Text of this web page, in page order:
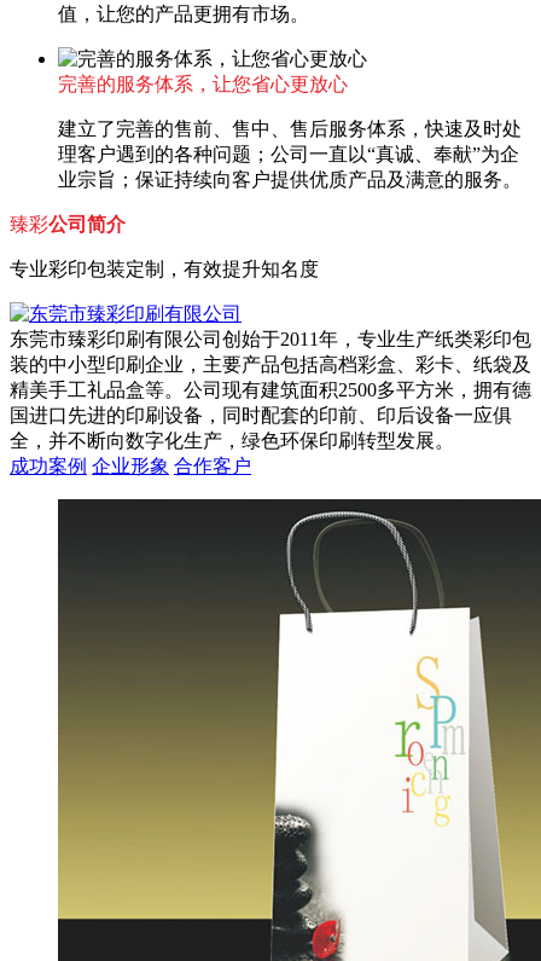
值，让您的产品更拥有市场。
完善的服务体系，让您省心更放心
建立了完善的售前、售中、售后服务体系，快速及时处
理客户遇到的各种问题；公司一直以“真诚、奉献”为企
业宗旨；保证持续向客户提供优质产品及满意的服务。
臻彩公司简介
专业彩印包装定制，有效提升知名度
东莞市臻彩印刷有限公司创始于2011年，专业生产纸类彩印包
装的中小型印刷企业，主要产品包括高档彩盒、彩卡、纸袋及
精美手工礼品盒等。公司现有建筑面积2500多平方米，拥有德
国进口先进的印刷设备，同时配套的印前、印后设备一应俱
全，并不断向数字化生产，绿色环保印刷转型发展。
成功案例 企业形象 合作客户